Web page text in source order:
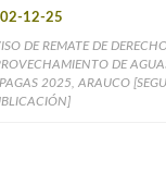
02-12-25
DE REMATE DE
DE
2025, ARAUCO